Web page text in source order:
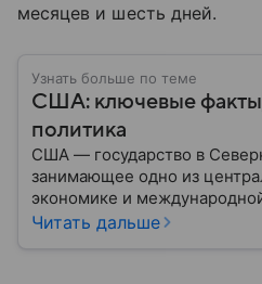
месяцев и шесть дней.
Узнать больше по теме
США: ключевые
политика
США — государство в
занимающее одно из
экономике и
материале — основные
Читать дальше